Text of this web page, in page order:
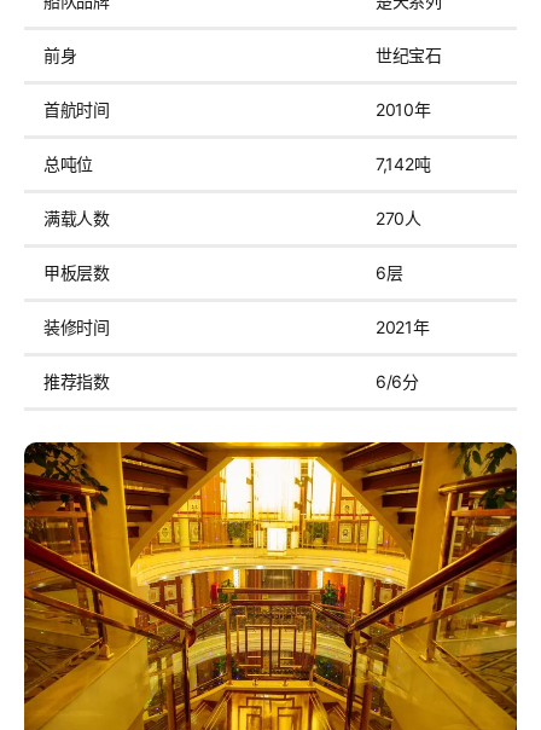
前身 世纪宝石
首航时间 2010年
总吨位 7,142吨
满载人数 270人
甲板层数 6层
装修时间 2021年
推荐指数 6/6分